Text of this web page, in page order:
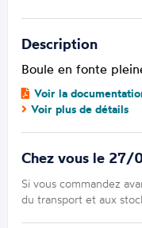
Description
Boule en fonte
Voir la
Voir plus de détails
Chez vous le 27/
Si vous commandez
du transport et aux